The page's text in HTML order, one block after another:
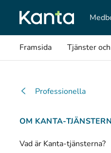
Framsida Tjänster
Professionella
OM KANTA-
Vad är Kanta-tjänsterna?